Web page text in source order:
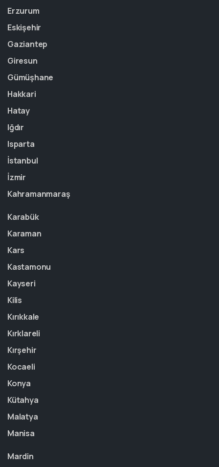
Erzurum
Eskişehir
Gaziantep
Giresun
Gümüşhane
Hakkari
Hatay
Iğdır
Isparta
İstanbul
İzmir
Kahramanmaraş
Karabük
Karaman
Kars
Kastamonu
Kayseri
Kilis
Kırıkkale
Kırklareli
Kırşehir
Kocaeli
Konya
Kütahya
Malatya
Manisa
Mardin